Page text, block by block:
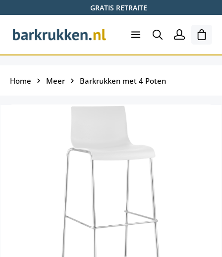
GRATIS RETRAITE
Home Meer Barkrukken met 4 Poten